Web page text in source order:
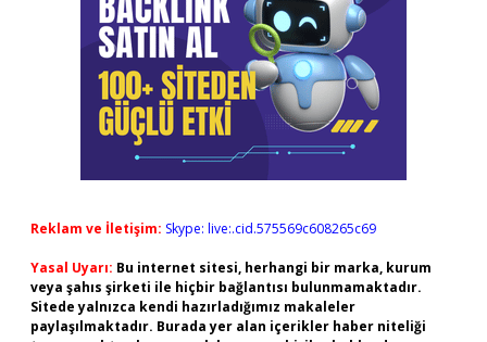
Reklam ve İletişim: Skype: live:.cid.575569c608265c69
Yasal Uyarı: Bu internet sitesi, herhangi bir marka, kurum
veya şahıs şirketi ile hiçbir bağlantısı bulunmamaktadır.
Sitede yalnızca kendi hazırladığımız makaleler
paylaşılmaktadır. Burada yer alan içerikler haber niteliği